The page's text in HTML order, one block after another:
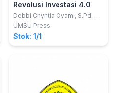
Revolusi Investasi 4.0
Debbi Chyntia Ovami, S.Pd. M.
Si
UMSU Press
Stok: 1/1